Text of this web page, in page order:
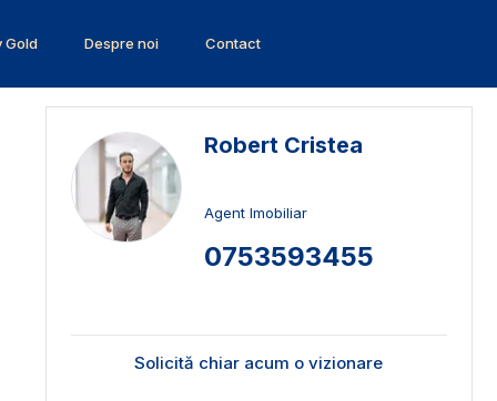
Gold Despre noi Contact
Robert Cristea
Agent Imobiliar
0753593455
Solicită chiar acum o vizionare